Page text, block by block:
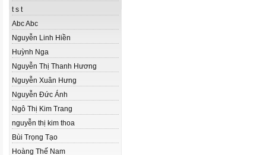
t s t
Abc Abc
Nguyễn Linh Hiền
Huỳnh Nga
Nguyễn Thị Thanh Hương
Nguyễn Xuân Hưng
Nguyễn Đức Ánh
Ngô Thị Kim Trang
nguyễn thị kim thoa
Bùi Trọng Tạo
Hoàng Thế Nam